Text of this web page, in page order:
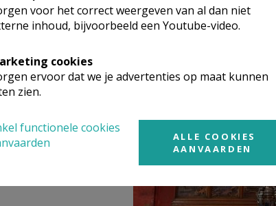
voor het correct weergeven van al dan niet
inhoud, bijvoorbeeld een Youtube-video.
cookies
ervoor dat we je advertenties op maat kunnen
zien.
functionele cookies
ALLE COOKIES
AANVAARDEN